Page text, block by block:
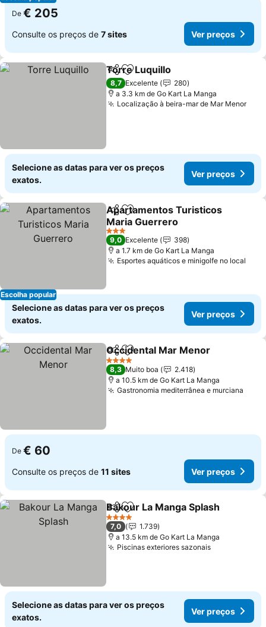
De € 205
Consulte os preços de 7 sites Ver preços
PartilharAdicionar aos favoritos
Torre Luquillo
8,7 Excelente
280
a 3.3 km de Go Kart La Manga
Localização à beira-mar de Mar MenorVer
Selecione as datas para ver os preços
exatos.
Ver preços
Escolha popular
PartilharAdicionar aos favoritos
Apartamentos Turisticos
Maria Guerrero
Ver preços
3 Estrelas
9,0 Excelente
398
a 1.7 km de Go Kart La Manga
Esportes aquáticos e minigolfe no local
Selecione as datas para ver os preços
exatos.
Ver preços
PartilharAdicionar aos favoritos
Occidental Mar Menor
4 Estrelas
8,3 Muito boa
2.418
a 10.5 km de Go Kart La Manga
Gastronomia mediterrânea e murciana
De € 60
Consulte os preços de 11 sites Ver preços
PartilharAdicionar aos favoritos
Bakour La Manga Splash
4 Estrelas
7,0
1.739
a 13.5 km de Go Kart La Manga
Piscinas exteriores sazonaisVer preços
Selecione as datas para ver os preços
exatos.
Ver preços